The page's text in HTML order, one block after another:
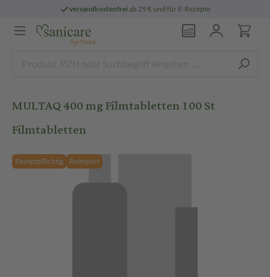
versandkostenfreiab 29 € und für E-Rezepte
MULTAQ 400 mg Filmtabletten 100 St
Filmtabletten
Rezeptpflichtig Reimport